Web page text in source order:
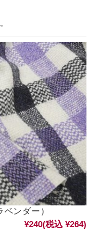
ンダー）
¥240(税込 ¥264)